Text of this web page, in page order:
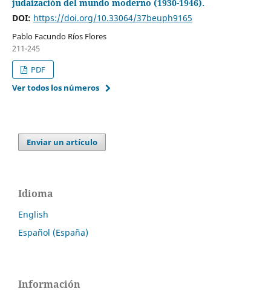
judaización del mundo moderno (1930-1946).
DOI: https://doi.org/10.33064/37beuph9165
Pablo Facundo Ríos Flores
211-245
PDF
Ver todos los números
Enviar un artículo
Idioma
English
Español (España)
Información